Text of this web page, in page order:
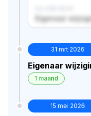
Eigenaar
31 mrt 2026
Eigenaar
1 maand
15 mei 2026